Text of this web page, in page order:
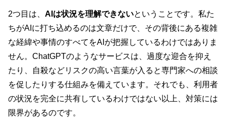
2つ目は、 AIは状況を理解できないということです。私た
ちがAIに打ち込めるのは文章だけで、その背後にある複雑
な経緯や事情のすべてをAIが把握しているわけではありま
せん。ChatGPTのようなサービスは、過度な迎合を抑え
たり、自殺などリスクの高い言葉が入ると専門家への相談
を促したりする仕組みを備えています。それでも、利用者
の状況を完全に共有しているわけではない以上、対策には
限界があるのです。